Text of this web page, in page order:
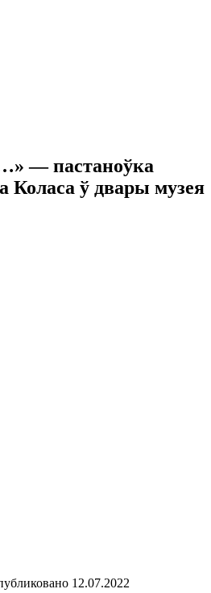
— пастаноўка
Коласа ў двары музея
12.07.2022